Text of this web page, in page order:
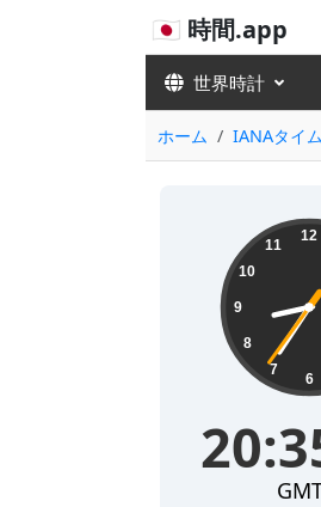
🇯🇵 時間.app
世界時計
ホーム IANAタイ
20:35:36 12
6
7
8
9
10
11